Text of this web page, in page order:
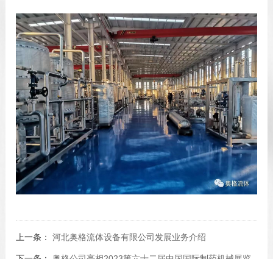
上一条：河北奥格流体设备有限公司发展业务介绍